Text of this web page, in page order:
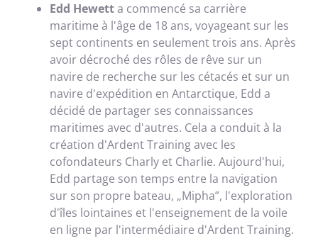
Edd Hewetta commencé sa carrière
maritime à l'âge de 18 ans, voyageant sur les
sept continents en seulement trois ans. Après
avoir décroché des rôles de rêve sur un
navire de recherche sur les cétacés et sur un
navire d'expédition en Antarctique, Edd a
décidé de partager ses connaissances
maritimes avec d'autres. Cela a conduit à la
création d'Ardent Training avec les
cofondateurs Charly et Charlie. Aujourd'hui,
Edd partage son temps entre la navigation
sur son propre bateau, „Mipha”, l'exploration
d'îles lointaines et l'enseignement de la voile
en ligne par l'intermédiaire d'Ardent Training.